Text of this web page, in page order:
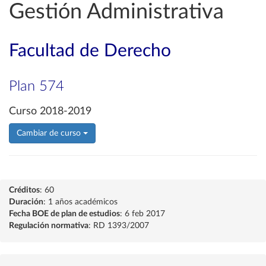
Gestión Administrativa
Facultad de Derecho
Plan 574
Curso 2018-2019
Cambiar de curso
Créditos: 60
Duración: 1 años académicos
Fecha BOE de plan de estudios: 6 feb 2017
Regulación normativa: RD 1393/2007